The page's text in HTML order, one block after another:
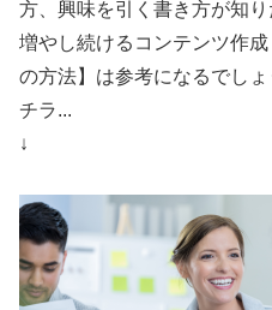
方、興味を引く書き方が知
増やし続けるコンテンツ作
の方法】は参考になるでし
チラ...
↓